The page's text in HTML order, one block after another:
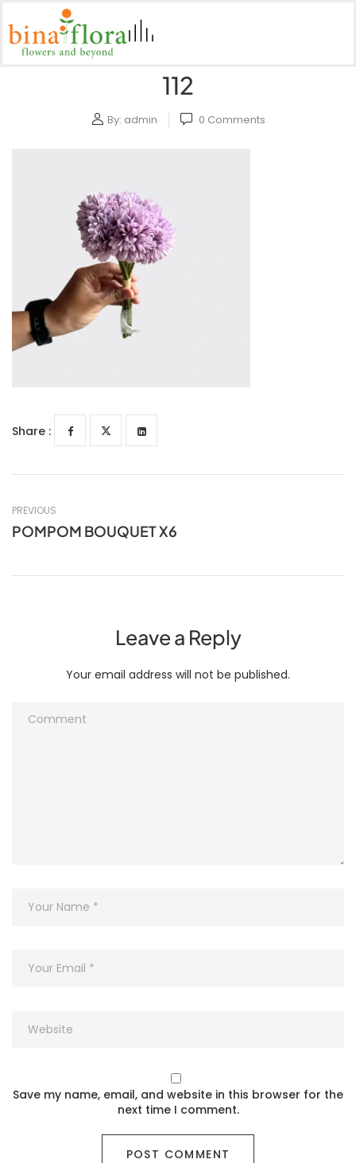
112
By: admin 0 Comments
Share :
PREVIOUS
POMPOM BOUQUET X6
Leave a Reply
Your email address will not be published.
Save my name, email, and website in this browser for the
next time I comment.